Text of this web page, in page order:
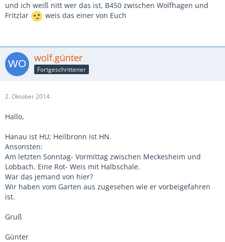
und ich weiß nitt wer das ist, B450 zwischen Wolfhagen und
Fritzlar
weis das einer von Euch
wolf.günter
Fortgeschrittener
2. Oktober 2014
Hallo,
Hanau ist HU; Heilbronn ist HN.
Ansonsten:
Am letzten Sonntag- Vormittag zwischen Meckesheim und
Lobbach. Eine Rot- Weis mit Halbschale.
War das jemand von hier?
Wir haben vom Garten aus zugesehen wie er vorbeigefahren
ist.
Gruß
Günter